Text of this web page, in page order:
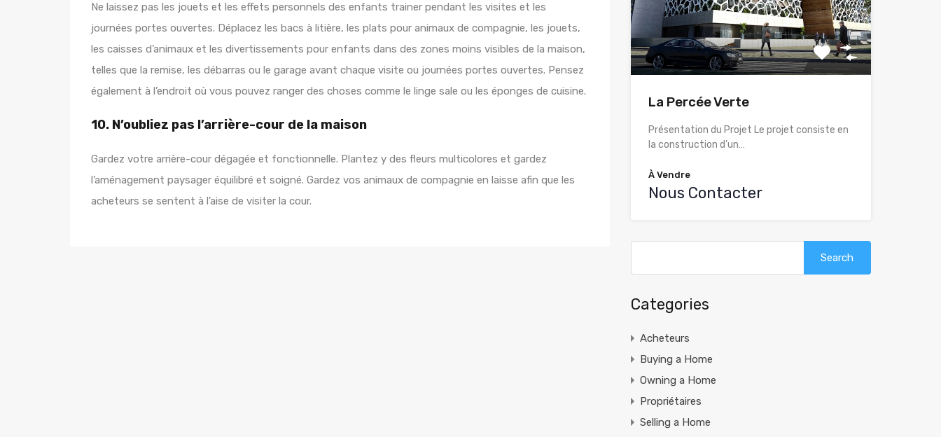
Ne laissez pas les jouets et les effets personnels des enfants trainer pendant les visites et les
journées portes ouvertes. Déplacez les bacs à litière, les plats pour animaux de compagnie, les jouets,
les caisses d’animaux et les divertissements pour enfants dans des zones moins visibles de la maison,
telles que la remise, les débarras ou le garage avant chaque visite ou journées portes ouvertes. Pensez
également à l’endroit où vous pouvez ranger des choses comme le linge sale ou les éponges de cuisine.
10. N’oubliez pas l’arrière-cour de la maison
Gardez votre arrière-cour dégagée et fonctionnelle. Plantez y des fleurs multicolores et gardez
l’aménagement paysager équilibré et soigné. Gardez vos animaux de compagnie en laisse afin que les
acheteurs se sentent à l’aise de visiter la cour.
La Percée Verte
Présentation du Projet Le projet consiste en
la construction d’un…
À Vendre
Nous Contacter
Categories
Acheteurs
Buying a Home
Owning a Home
Propriétaires
Selling a Home